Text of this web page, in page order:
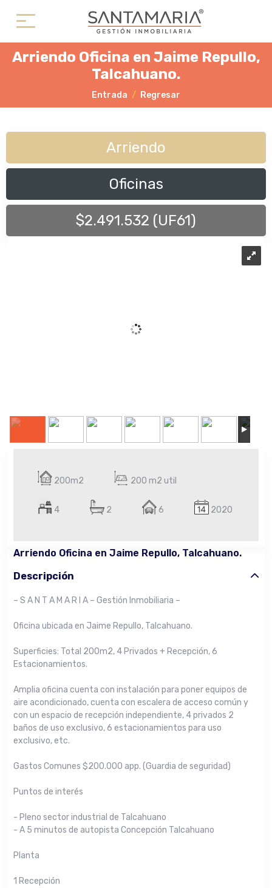
Arriendo Oficina en Jaime Repullo,
Talcahuano.
Entrada Regresar
Arriendo
Oficinas
$2.491.532 (UF61)
200m2 200 m2 util
4 2 6 2020
Arriendo Oficina en Jaime Repullo, Talcahuano.
Descripción
– S A N T A M A R I A – Gestión Inmobiliaria –
Oficina ubicada en Jaime Repullo, Talcahuano.
Superficies: Total 200m2, 4 Privados + Recepción, 6
Estacionamientos.
Amplia oficina cuenta con instalación para poner equipos de
aire acondicionado, cuenta con escalera de acceso común y
con un espacio de recepción independiente, 4 privados 2
baños de uso exclusivo, 6 estacionamientos para uso
exclusivo, etc.
Gastos Comunes $200.000 app. (Guardia de seguridad)
Puntos de interés
- Pleno sector industrial de Talcahuano
- A 5 minutos de autopista Concepción Talcahuano
Planta
1 Recepción